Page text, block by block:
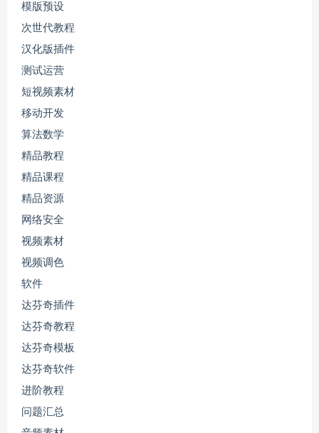
模版预设
次世代教程
汉化版插件
测试运营
短视频素材
移动开发
算法数学
精品教程
精品课程
精品资源
网络安全
视频素材
视频调色
软件
达芬奇插件
达芬奇教程
达芬奇模板
达芬奇软件
进阶教程
问题汇总